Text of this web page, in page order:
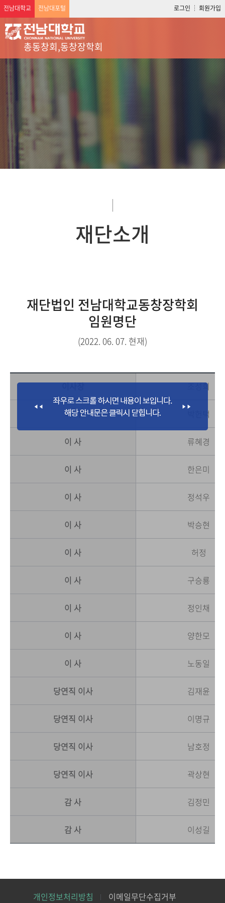
전남대학교 전남대포털 로그인 회원가입
총동창회,동창장학회
재단소개
재단법인 전남대학교동창장학회
임원명단
(2022. 06. 07. 현재)
이사장 조성희
이 사 박헌택
이 사 류혜경
이 사 한은미
이 사 정석우
이 사 박승현
이 사 허정
이 사 구승룡
이 사 정인채
이 사 양한모
이 사 노동일
당연직 이사 김재윤
당연직 이사 이명규
당연직 이사 남호정
당연직 이사 곽상현
감 사 김정민
감 사 이성길
개인정보처리방침 이메일무단수집거부